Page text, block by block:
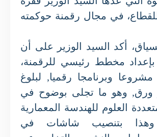
في مجال رقمنة حوكمته
أكد السيد الوزير على أن
بإعداد مخطط رئيسي للرقمنة،
102 مشروعا وبرنامجا رقميا, لبلوغ
وهو ما تجلى بوضوح في
العلوم للهندسة المعمارية
وهذا بتنصيب شاشات في